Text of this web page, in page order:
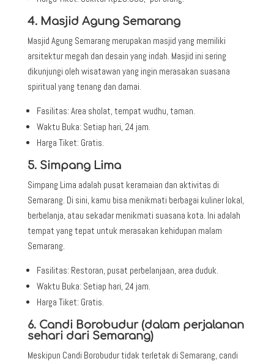
4. Masjid Agung Semarang
Masjid Agung Semarang merupakan masjid yang memiliki
arsitektur megah dan desain yang indah. Masjid ini sering
dikunjungi oleh wisatawan yang ingin merasakan suasana
spiritual yang tenang dan damai.
Fasilitas: Area sholat, tempat wudhu, taman.
Waktu Buka: Setiap hari, 24 jam.
Harga Tiket: Gratis.
5. Simpang Lima
Simpang Lima adalah pusat keramaian dan aktivitas di
Semarang. Di sini, kamu bisa menikmati berbagai kuliner lokal,
berbelanja, atau sekadar menikmati suasana kota. Ini adalah
tempat yang tepat untuk merasakan kehidupan malam
Semarang.
Fasilitas: Restoran, pusat perbelanjaan, area duduk.
Waktu Buka: Setiap hari, 24 jam.
Harga Tiket: Gratis.
6. Candi Borobudur (dalam perjalanan
sehari dari Semarang)
Meskipun Candi Borobudur tidak terletak di Semarang, candi